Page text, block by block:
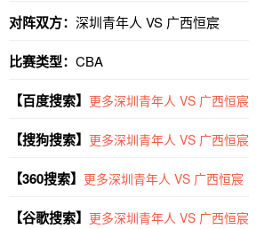
对阵双方： 深圳青年人 VS 广西恒宸
比赛类型： CBA
【百度搜索】 更多深圳青年人 VS 广西恒宸
【搜狗搜索】 更多深圳青年人 VS 广西恒宸
【360搜索】 更多深圳青年人 VS 广西恒宸
【谷歌搜索】 更多深圳青年人 VS 广西恒宸